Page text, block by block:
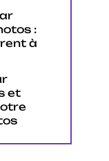
:
à
et